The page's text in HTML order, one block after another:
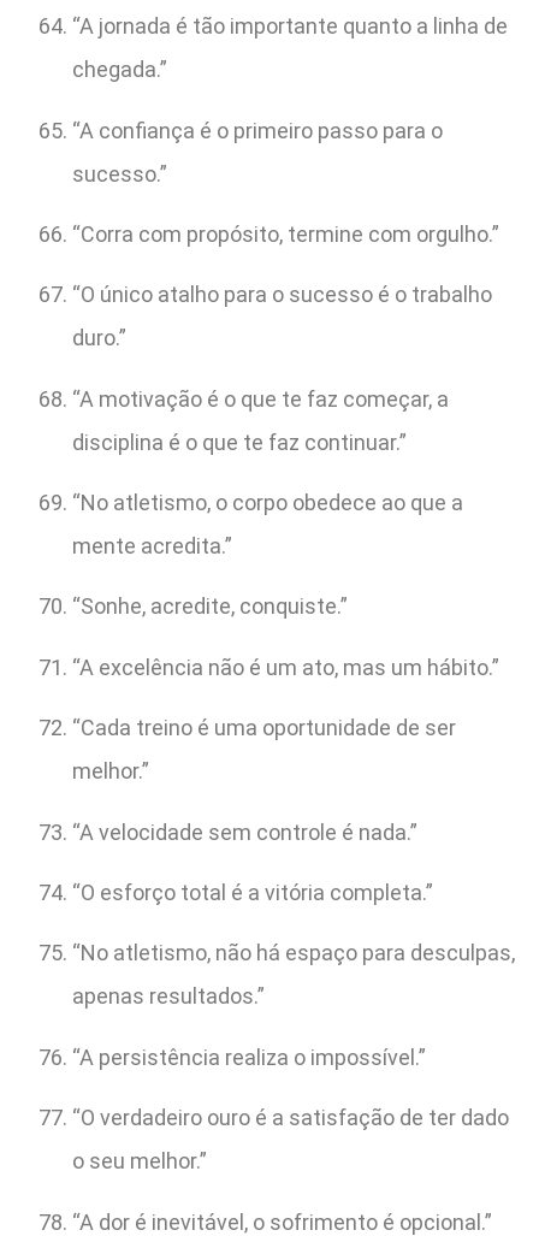
“A jornada é tão importante quanto a linha de
chegada.”
“A confiança é o primeiro passo para o
sucesso.”
“Corra com propósito, termine com orgulho.”
“O único atalho para o sucesso é o trabalho
duro.”
“A motivação é o que te faz começar, a
disciplina é o que te faz continuar.”
“No atletismo, o corpo obedece ao que a
mente acredita.”
“Sonhe, acredite, conquiste.”
“A excelência não é um ato, mas um hábito.”
“Cada treino é uma oportunidade de ser
melhor.”
“A velocidade sem controle é nada.”
“O esforço total é a vitória completa.”
“No atletismo, não há espaço para desculpas,
apenas resultados.”
“A persistência realiza o impossível.”
“O verdadeiro ouro é a satisfação de ter dado
o seu melhor.”
“A dor é inevitável, o sofrimento é opcional.”